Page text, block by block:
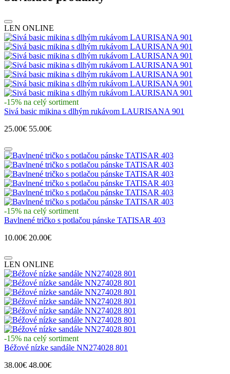
LEN ONLINE
-15% na celý sortiment
Sivá basic mikina s dlhým rukávom LAURISANA 901
25.00€ 55.00€
-15% na celý sortiment
Bavlnené tričko s potlačou pánske TATISAR 403
10.00€ 20.00€
LEN ONLINE
-15% na celý sortiment
Béžové nízke sandále NN274028 801
38.00€ 48.00€